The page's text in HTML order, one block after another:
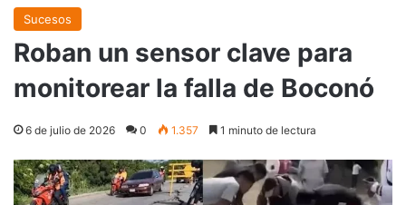
Sucesos
Roban un sensor clave para
monitorear la falla de Boconó
6 de julio de 2026 0 1.357 1 minuto de lectura